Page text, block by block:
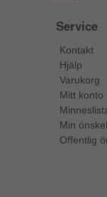
Service
Kontakt
Hjälp
Varukorg
Mitt konto
Min
Offentlig